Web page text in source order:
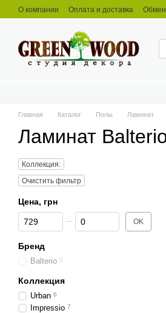
Перейти к основному контенту
О компании Оплата и доставка Обмен
Главная Каталог Полы Ламинат
Ламинат
Коллекция:
Очистить фильтр
Цена, грн
От Цена, грн
До Цена, грн OK
Бренд
Balterio 0
Коллекция
Urban 6
Impressio 7